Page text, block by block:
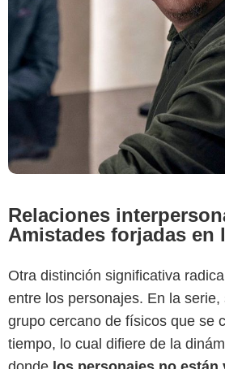
Relaciones
Amistades forjadas en
Otra distinción significativa
entre los personajes. En la serie,
grupo cercano de físicos que se
tiempo, lo cual difiere de la
Netflix